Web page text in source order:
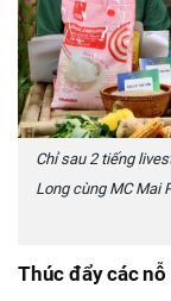
Chỉ sau 2 tiếng
Long cùng MC Mai
Thúc đẩy các